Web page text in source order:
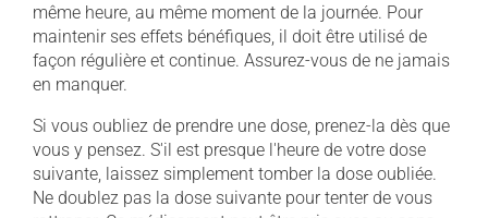
même heure, au même moment de la journée. Pour
maintenir ses effets bénéfiques, il doit être utilisé de
façon régulière et continue. Assurez-vous de ne jamais
en manquer.
Si vous oubliez de prendre une dose, prenez-la dès que
vous y pensez. S'il est presque l'heure de votre dose
suivante, laissez simplement tomber la dose oubliée.
Ne doublez pas la dose suivante pour tenter de vous